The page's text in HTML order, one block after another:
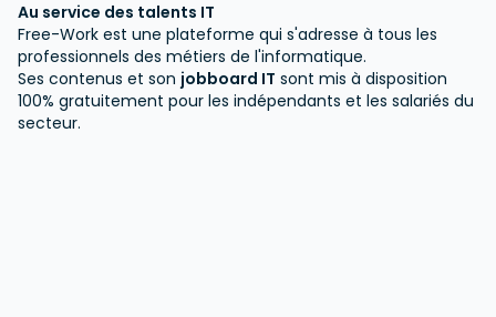
Au service des talents IT
Free-Work est une plateforme qui s'adresse à tous les
professionnels des métiers de l'informatique.
Ses contenus et son jobboard IT sont mis à disposition
100% gratuitement pour les indépendants et les salariés du
secteur.